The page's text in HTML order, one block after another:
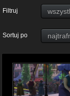
Filtruj
Sortuj po